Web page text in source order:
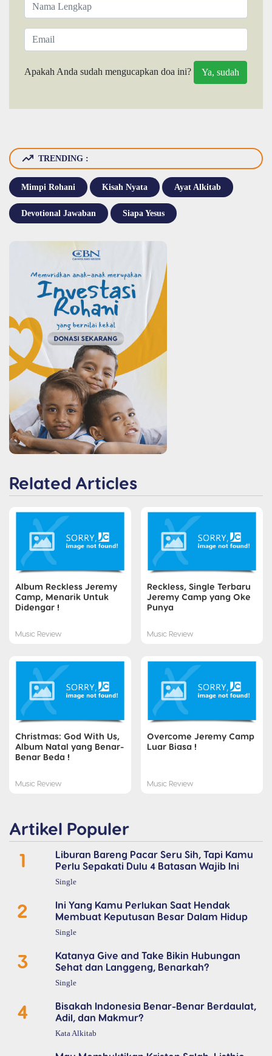
Apakah Anda sudah mengucapkan doa ini?
TRENDING :
Mimpi Rohani Kisah Nyata Ayat Alkitab
Devotional Jawaban Siapa Yesus
Related Articles
Album Reckless Jeremy
Camp, Menarik Untuk
Didengar !
Music Review
Reckless, Single Terbaru
Jeremy Camp yang Oke
Punya
Music Review
Christmas: God With Us,
Album Natal yang Benar-
Benar Beda !
Music Review
Overcome Jeremy Camp
Luar Biasa !
Music Review
Artikel Populer
1
Liburan Bareng Pacar Seru Sih, Tapi Kamu
Perlu Sepakati Dulu 4 Batasan Wajib Ini
Single
2
Ini Yang Kamu Perlukan Saat Hendak
Membuat Keputusan Besar Dalam Hidup
Single
3
Katanya Give and Take Bikin Hubungan
Sehat dan Langgeng, Benarkah?
Single
4
Bisakah Indonesia Benar-Benar Berdaulat,
Adil, dan Makmur?
Kata Alkitab